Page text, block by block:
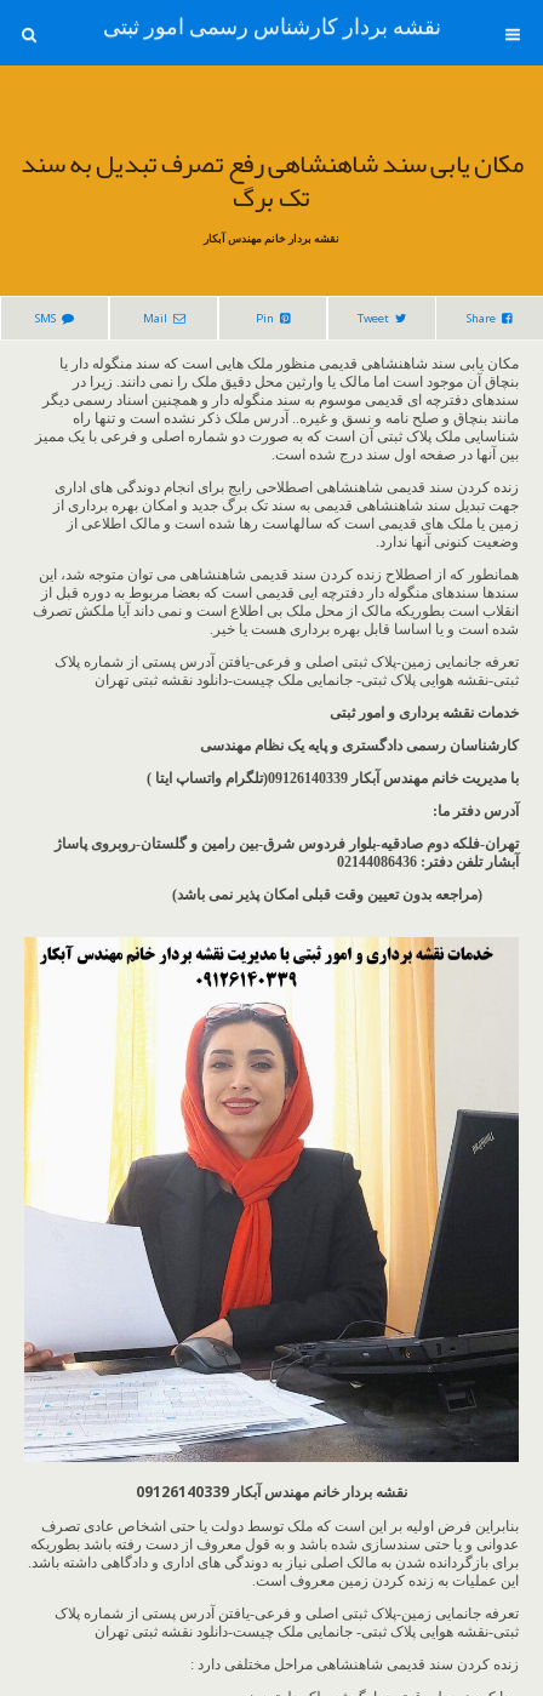
نقشه بردار کارشناس رسمی امور ثبتی
مکان یابی سند شاهنشاهی رفع تصرف تبدیل به سند
تک برگ
نقشه بردار خانم مهندس آبکار
Share
Tweet
Pin
Mail
SMS
مکان یابی سند شاهنشاهی قدیمی منظور ملک هایی است که سند منگوله دار یا
بنچاق آن موجود است اما مالک یا وارثین محل دقیق ملک را نمی دانند. زیرا در
سندهای دفترچه ای قدیمی موسوم به سند منگوله دار و همچنین اسناد رسمی دیگر
مانند بنچاق و صلح نامه و نسق و غیره.. آدرس ملک ذکر نشده است و تنها راه
شناسایی ملک پلاک ثبتی آن است که به صورت دو شماره اصلی و فرعی با یک ممیز
بین آنها در صفحه اول سند درج شده است.
زنده کردن سند قدیمی شاهنشاهی اصطلاحی رایج برای انجام دوندگی های اداری
جهت تبدیل سند شاهنشاهی قدیمی به سند تک برگ جدید و امکان بهره برداری از
زمین یا ملک های قدیمی است که سالهاست رها شده است و مالک اطلاعی از
وضعیت کنونی آنها ندارد.
همانطور که از اصطلاح زنده کردن سند قدیمی شاهنشاهی می توان متوجه شد، این
سندها سندهای منگوله دار دفترچه ایی قدیمی است که بعضا مربوط به دوره قبل از
انقلاب است بطوریکه مالک از محل ملک بی اطلاع است و نمی داند آیا ملکش تصرف
شده است و یا اساسا قابل بهره برداری هست یا خیر.
تعرفه جانمایی زمین-پلاک ثبتی اصلی و فرعی-یافتن آدرس پستی از شماره پلاک
ثبتی-نقشه هوایی پلاک ثبتی- جانمایی ملک چیست-دانلود نقشه ثبتی تهران
خدمات نقشه برداری و امور ثبتی
کارشناسان رسمی دادگستری و پایه یک نظام مهندسی
با مدیریت خانم مهندس آبکار 09126140339(تلگرام واتساپ ایتا )
آدرس دفتر ما:
تهران-فلکه دوم صادقیه-بلوار فردوس شرق-بین رامین و گلستان-روبروی پاساژ
آبشار تلفن دفتر: 02144086436
(مراجعه بدون تعیین وقت قبلی امکان پذیر نمی باشد)
نقشه بردار خانم مهندس آبکار 09126140339
بنابراین فرض اولیه بر این است که ملک توسط دولت یا حتی اشخاص عادی تصرف
عدوانی و یا حتی سندسازی شده باشد و به قول معروف از دست رفته باشد بطوریکه
برای بازگردانده شدن به مالک اصلی نیاز به دوندگی های اداری و دادگاهی داشته باشد.
این عملیات به زنده کردن زمین معروف است.
تعرفه جانمایی زمین-پلاک ثبتی اصلی و فرعی-یافتن آدرس پستی از شماره پلاک
ثبتی-نقشه هوایی پلاک ثبتی- جانمایی ملک چیست-دانلود نقشه ثبتی تهران
زنده کردن سند قدیمی شاهنشاهی مراحل مختلفی دارد :